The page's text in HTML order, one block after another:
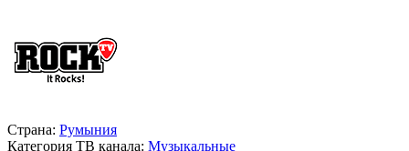
Страна: Румыния
Категория ТВ канала: Музыкальные